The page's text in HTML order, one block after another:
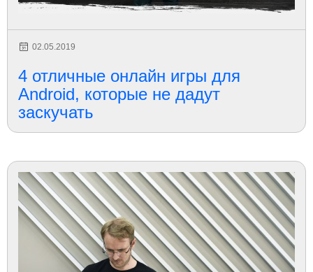
02.05.2019
4 отличные онлайн игры для
Android, которые не дадут
заскучать